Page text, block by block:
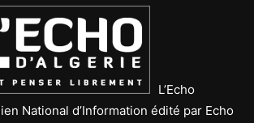
L’Echo
National d’Information édité par Echo